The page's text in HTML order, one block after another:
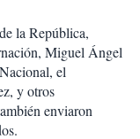
la Repú­blica,
Miguel Ángel
el
y otros
enviaron